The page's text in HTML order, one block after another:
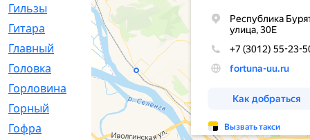
Гильзы
[259]
Гитара
[7]
Главный
[29]
Головка
[28]
Горловина
[14]
Горный
[1]
Гофра